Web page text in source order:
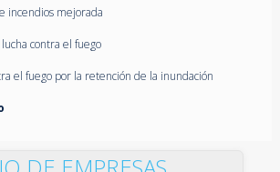
incendios mejorada
contra el fuego
el fuego por la retención de la inundación